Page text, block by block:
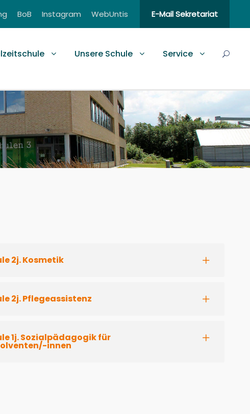
BoB Instagram WebUntis E-Mail Sekretariat
Unsere Schule Service
2j. Kosmetik
2j. Pflegeassistenz
1j. Sozialpädagogik für
innen